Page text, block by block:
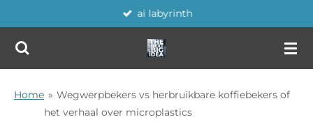
naar
de
ai labyrinth
Home » Wegwerpbekers vs herbruikbare koffiebekers of
het verhaal over microplastics